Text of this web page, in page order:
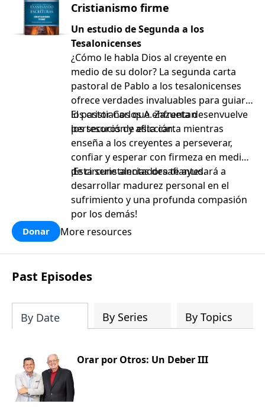
Cristianismo firme
Un estudio de Segunda a los
Tesalonicenses
¿Cómo le habla Dios al creyente en
medio de su dolor? La segunda carta
pastoral de Pablo a los tesalonicenses
ofrece verdades invaluables para guiar a
los cristianos que enfrentan
persecución y aflicción.
El pastor Carlos A. Zazueta desenvuelve
los tesoros de esta carta mientras
enseña a los creyentes a perseverar,
confiar y esperar con firmeza en medio
de circunstancias desafiantes.
¡Esta serie alentadora te ayudará a
desarrollar madurez personal en el
sufrimiento y una profunda compasión
por los demás!
Donar More resources
Past Episodes
By Date By Series By Topics
Orar por Otros: Un Deber III